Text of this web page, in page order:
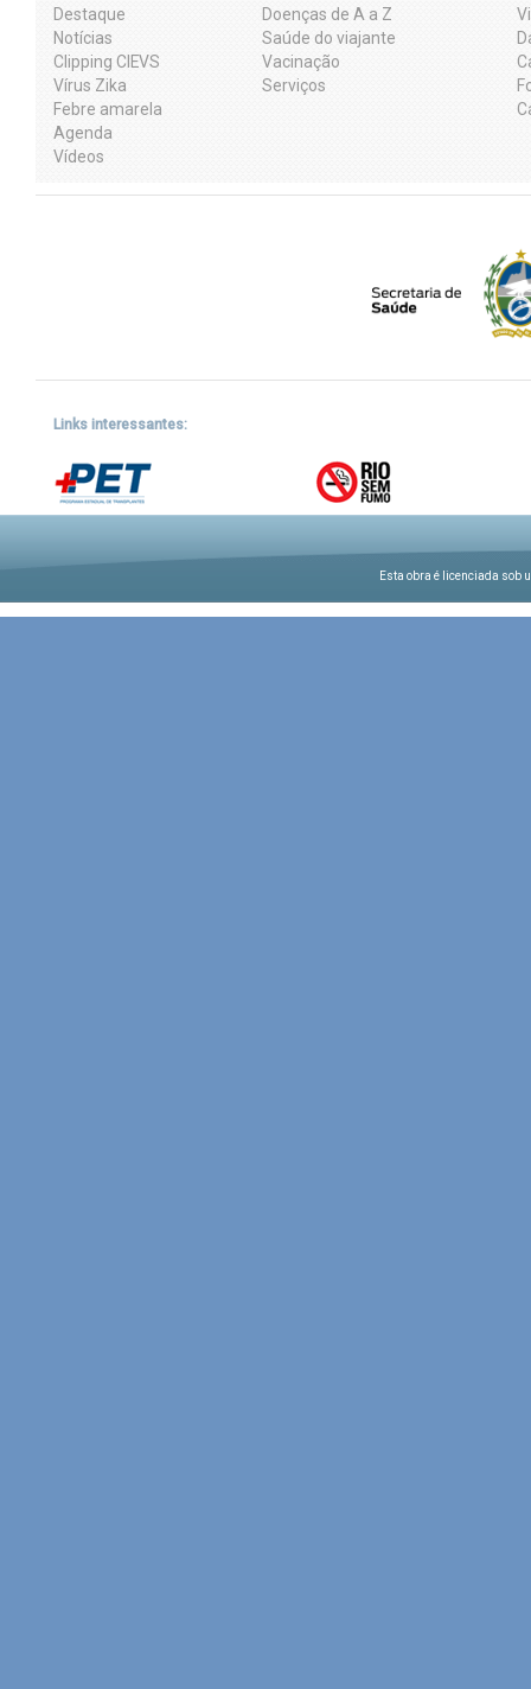
Destaque
Notícias
Clipping CIEVS
Vírus Zika
Febre amarela
Agenda
Vídeos
Doenças de A a Z
Saúde do viajante
Vacinação
Serviços
Links interessantes:
Esta obra é licenciada sob